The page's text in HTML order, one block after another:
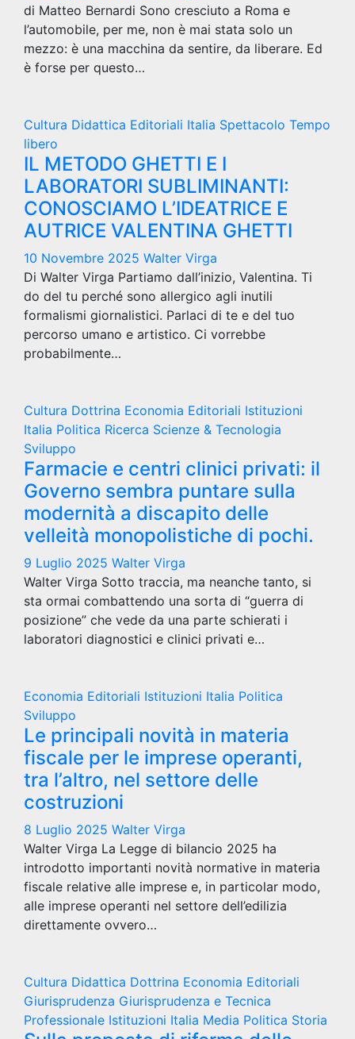
di Matteo Bernardi Sono cresciuto a Roma e
l’automobile, per me, non è mai stata solo un
mezzo: è una macchina da sentire, da liberare. Ed
è forse per questo…
Cultura Didattica Editoriali Italia Spettacolo Tempo
libero
IL METODO GHETTI E I
LABORATORI SUBLIMINANTI:
CONOSCIAMO L’IDEATRICE E
AUTRICE VALENTINA GHETTI
10 Novembre 2025 Walter Virga
Di Walter Virga Partiamo dall’inizio, Valentina. Ti
do del tu perché sono allergico agli inutili
formalismi giornalistici. Parlaci di te e del tuo
percorso umano e artistico. Ci vorrebbe
probabilmente…
Cultura Dottrina Economia Editoriali Istituzioni
Italia Politica Ricerca Scienze & Tecnologia
Sviluppo
Farmacie e centri clinici privati: il
Governo sembra puntare sulla
modernità a discapito delle
velleità monopolistiche di pochi.
9 Luglio 2025 Walter Virga
Walter Virga Sotto traccia, ma neanche tanto, si
sta ormai combattendo una sorta di “guerra di
posizione” che vede da una parte schierati i
laboratori diagnostici e clinici privati e…
Economia Editoriali Istituzioni Italia Politica
Sviluppo
Le principali novità in materia
fiscale per le imprese operanti,
tra l’altro, nel settore delle
costruzioni
8 Luglio 2025 Walter Virga
Walter Virga La Legge di bilancio 2025 ha
introdotto importanti novità normative in materia
fiscale relative alle imprese e, in particolar modo,
alle imprese operanti nel settore dell’edilizia
direttamente ovvero…
Cultura Didattica Dottrina Economia Editoriali
Giurisprudenza Giurisprudenza e Tecnica
Professionale Istituzioni Italia Media Politica Storia